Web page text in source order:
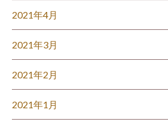
2021年4月
2021年3月
2021年2月
2021年1月